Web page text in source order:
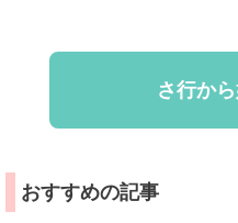
さ行か
おすすめの記事